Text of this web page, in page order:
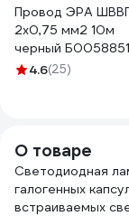
Провод ЭРА
2x0,75 мм2 10м
черный Б0058851
4.6(25)
О товаре
Светодиодная
галогенных
встраиваемых